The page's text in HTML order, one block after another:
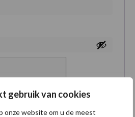
gebruik van cookies
onze website om u de meest
worden gebruikt om je